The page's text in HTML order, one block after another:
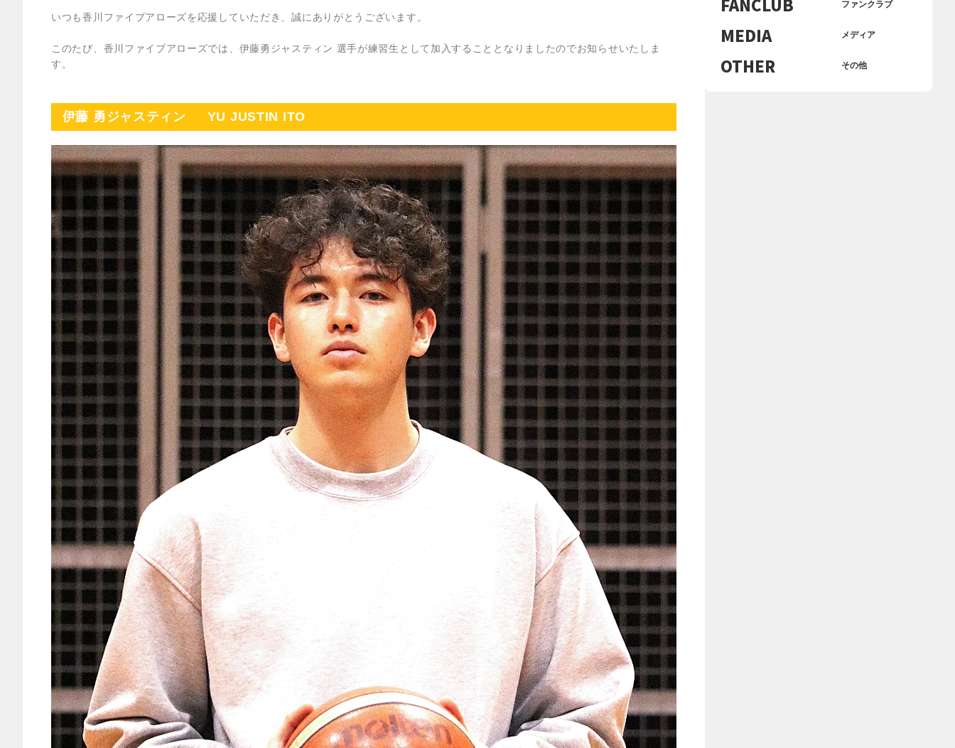
いつも香川ファイブアローズを応援していただき、誠にありがとうございます。
このたび、香川ファイブアローズでは、伊藤勇ジャスティン 選手が練習生として加入することとなりましたのでお知らせいたしま
す。
伊藤 勇ジャスティン YU JUSTIN ITO
ファンクラブ
MEDIA メディア
OTHER その他